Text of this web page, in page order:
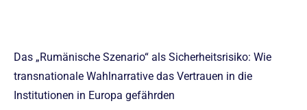
Das „Rumänische Szenario“ als Sicherheitsrisiko: Wie
transnationale Wahlnarrative das Vertrauen in die
Institutionen in Europa gefährden